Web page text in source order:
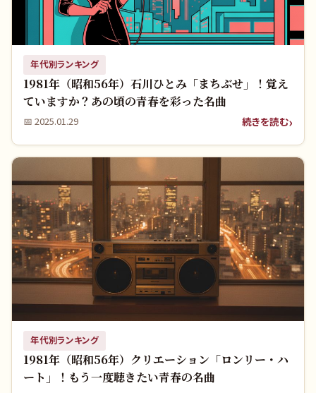
年代別ランキング
1981年（昭和56年）石川ひとみ「まちぶせ」！覚え
ていますか？あの頃の青春を彩った名曲
📅 2025.01.29 続きを読む
年代別ランキング
1981年（昭和56年）クリエーション「ロンリー・ハ
ート」！もう一度聴きたい青春の名曲